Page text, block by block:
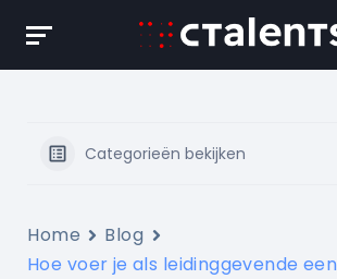
content
Categorieën bekijken
Home
Blog
Hoe voer je als leidinggevende